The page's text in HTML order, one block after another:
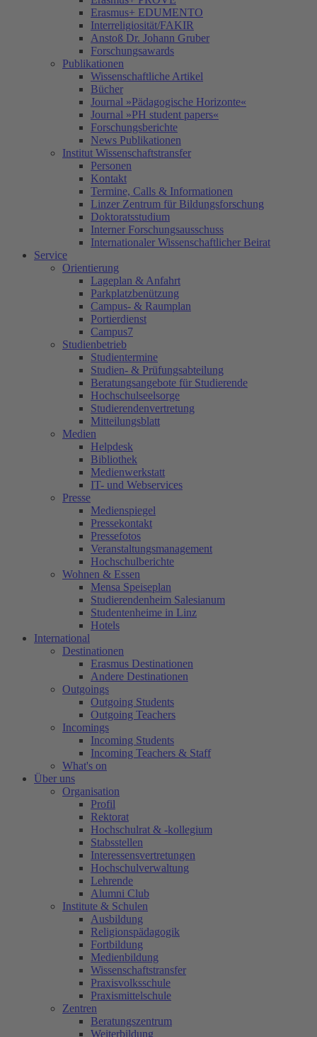
Erasmus+ EDUMENTO
Interreligiosität/FAKIR
Anstoß Dr. Johann Gruber
Forschungsawards
Publikationen
Wissenschaftliche Artikel
Bücher
Journal »Pädagogische Horizonte«
Journal »PH student papers«
Forschungsberichte
News Publikationen
Institut Wissenschaftstransfer
Personen
Kontakt
Termine, Calls & Informationen
Linzer Zentrum für Bildungsforschung
Doktoratsstudium
Interner Forschungsausschuss
Internationaler Wissenschaftlicher Beirat
Service
Orientierung
Lageplan & Anfahrt
Parkplatzbenützung
Campus- & Raumplan
Portierdienst
Campus7
Studienbetrieb
Studientermine
Studien- & Prüfungsabteilung
Beratungsangebote für Studierende
Hochschulseelsorge
Studierendenvertretung
Mitteilungsblatt
Medien
Helpdesk
Bibliothek
Medienwerkstatt
IT- und Webservices
Presse
Medienspiegel
Pressekontakt
Pressefotos
Veranstaltungsmanagement
Hochschulberichte
Wohnen & Essen
Mensa Speiseplan
Studierendenheim Salesianum
Studentenheime in Linz
Hotels
International
Destinationen
Erasmus Destinationen
Andere Destinationen
Outgoings
Outgoing Students
Outgoing Teachers
Incomings
Incoming Students
Incoming Teachers & Staff
What's on
Über uns
Organisation
Profil
Rektorat
Hochschulrat & -kollegium
Stabsstellen
Interessensvertretungen
Hochschulverwaltung
Lehrende
Alumni Club
Institute & Schulen
Ausbildung
Religionspädagogik
Fortbildung
Medienbildung
Wissenschaftstransfer
Praxisvolksschule
Praxismittelschule
Zentren
Beratungszentrum
Weiterbildung